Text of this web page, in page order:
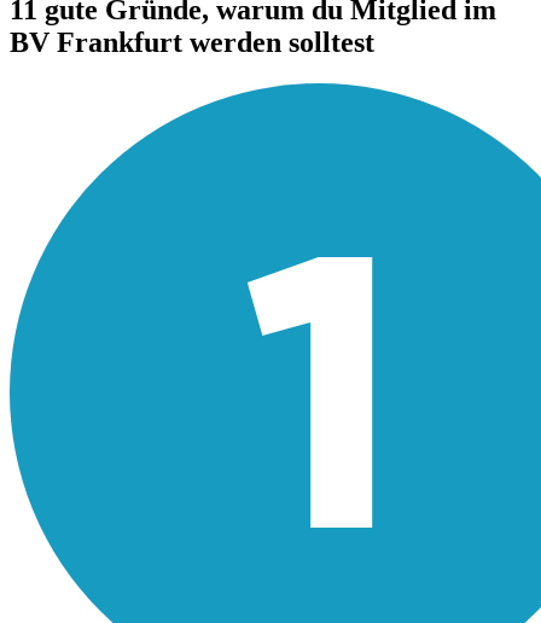
11 gute Gründe, warum du Mitglied im
BV Frankfurt werden solltest